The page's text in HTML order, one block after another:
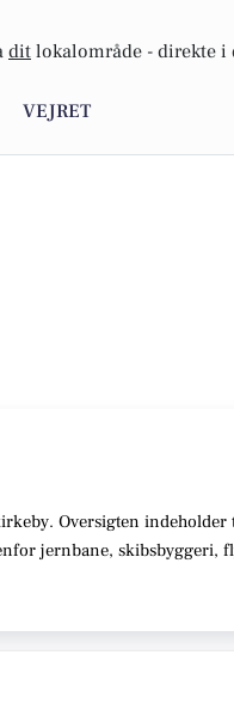
dit lokalområde - direkte i
VEJRET
Oversigten indeholder
jernbane, skibsbyggeri,